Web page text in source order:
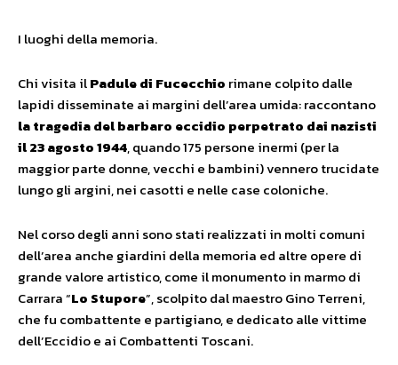
I luoghi della memoria.
Chi visita ilPadule di Fucecchio rimane colpito dalle
lapidi disseminate ai margini dell’area umida: raccontano
la tragedia del barbaro eccidio perpetrato dai nazisti
il 23 agosto 1944, quando 175 persone inermi (per la
maggior parte donne, vecchi e bambini) vennero trucidate
lungo gli argini, nei casotti e nelle case coloniche.
Nel corso degli anni sono stati realizzati in molti comuni
dell’area anche giardini della memoria ed altre opere di
grande valore artistico, come il monumento in marmo di
Carrara “Lo Stupore”, scolpito dal maestro Gino Terreni,
che fu combattente e partigiano, e dedicato alle vittime
dell’Eccidio e ai Combattenti Toscani.